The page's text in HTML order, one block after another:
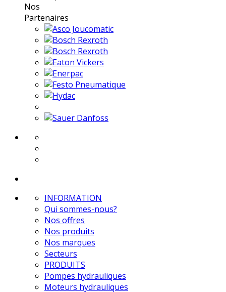
Nos
Partenaires
INFORMATION
Qui sommes-nous?
Nos offres
Nos produits
Nos marques
Secteurs
PRODUITS
Pompes hydrauliques
Moteurs hydrauliques